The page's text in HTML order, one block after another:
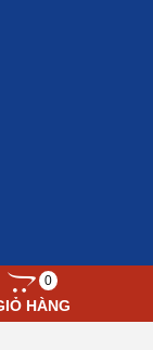
0
HÀNG